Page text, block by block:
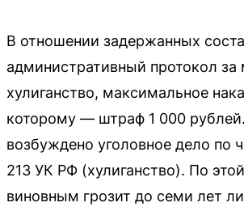
В отношении задержанных
административный протокол за
хулиганство, максимальное
которому — штраф 1 000
возбуждено уголовное дело по
213 УК РФ (хулиганство). По
виновным грозит до семи лет